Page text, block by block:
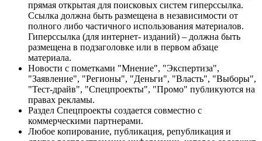
прямая открытая для поисковых систем гиперссылка.
Ссылка должна быть размещена в независимости от
полного либо частичного использования материалов.
Гиперссылка (для интернет- изданий) – должна быть
размещена в подзаголовке или в первом абзаце
материала.
Новости с пометками "Мнение", "Экспертиза",
"Заявление", "Регионы", "Деньги", "Власть", "Выборы",
"Тест-драйв", "Спецпроекты", "Промо" публикуются на
правах рекламы.
Раздел Спецпроекты создается совместно с
коммерческими партнерами.
Любое копирование, публикация, републикация и